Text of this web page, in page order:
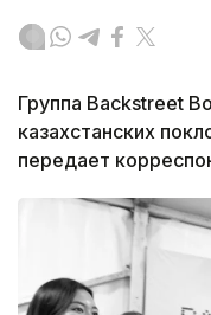
Группа Backstreet
казахстанских
передает